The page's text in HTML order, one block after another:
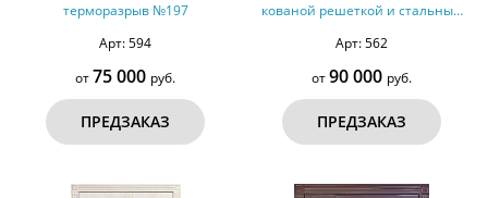
терморазрыв №197
Арт: 594
от75 000 руб.
ПРЕДЗАКАЗ
кованой решеткой и стальным
Арт: 562
от90 000 руб.
ПРЕДЗАКАЗ